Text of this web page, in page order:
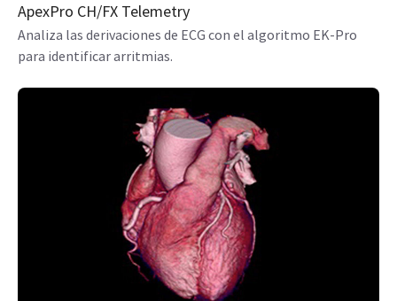
ApexPro CH/FX Telemetry
Analiza las derivaciones de ECG con el algoritmo EK-Pro
para identificar arritmias.